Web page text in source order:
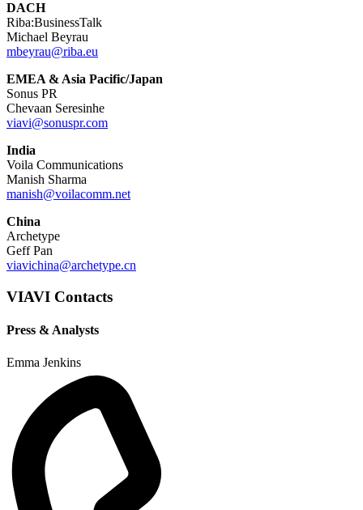
DACH
Riba:BusinessTalk
Michael Beyrau
mbeyrau@riba.eu
EMEA & Asia Pacific/Japan
Sonus PR
Chevaan Seresinhe
viavi@sonuspr.com
India
Voila Communications
Manish Sharma
manish@voilacomm.net
China
Archetype
Geff Pan
viavichina@archetype.cn
VIAVI Contacts
Press & Analysts
Emma Jenkins